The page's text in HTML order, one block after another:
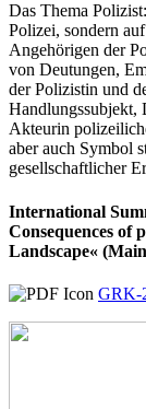
Das Thema
Polizei, sondern
Angehörigen der
von Deutungen,
der Polizistin und
Handlungssubjekt,
Akteurin
aber auch Symbol
gesellschaftlicher
International
Consequences of
Landscape«
GRK-